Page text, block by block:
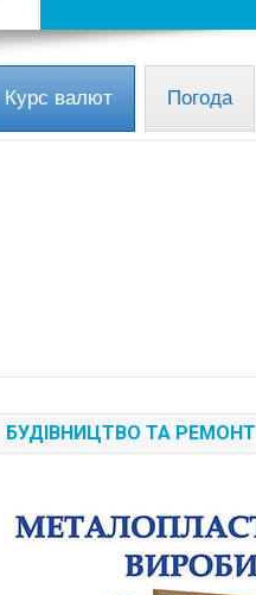
Курс валют Погода
БУДІВНИЦТВО ТА РЕМОНТ